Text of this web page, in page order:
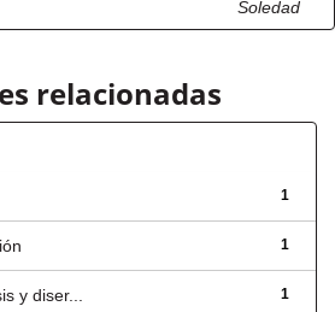
Soledad
relacionadas
1
1
1
y diser...